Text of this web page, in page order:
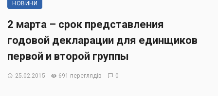
НОВИНИ
2 марта – срок представления
годовой декларации для единщиков
первой и второй группы
25.02.2015 691 переглядів 0